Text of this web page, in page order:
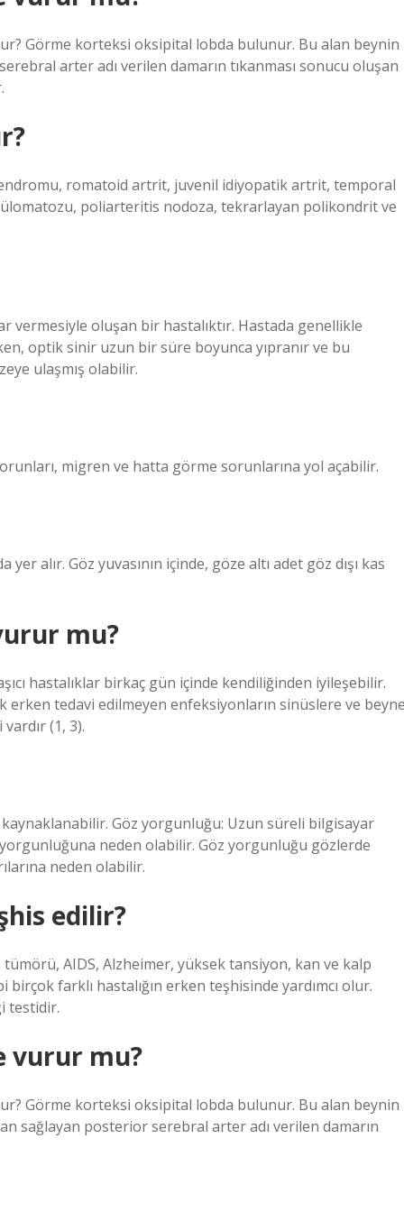
Görme korteksi oksipital lobda bulunur. Bu alan beynin
arter adı verilen damarın tıkanması sonucu oluşan
romatoid artrit, juvenil idiyopatik artrit, temporal
poliarteritis nodoza, tekrarlayan polikondrit ve
vermesiyle oluşan bir hastalıktır. Hastada genellikle
optik sinir uzun bir süre boyunca yıpranır ve bu
ulaşmış olabilir.
migren ve hatta görme sorunlarına yol açabilir.
alır. Göz yuvasının içinde, göze altı adet göz dışı kas
mu?
hastalıklar birkaç gün içinde kendiliğinden iyileşebilir.
tedavi edilmeyen enfeksiyonların sinüslere ve
(1, 3).
Göz yorgunluğu: Uzun süreli bilgisayar
neden olabilir. Göz yorgunluğu gözlerde
neden olabilir.
edilir?
AIDS, Alzheimer, yüksek tansiyon, kan ve kalp
farklı hastalığın erken teşhisinde yardımcı olur.
testidir.
vurur mu?
Görme korteksi oksipital lobda bulunur. Bu alan beynin
sağlayan posterior serebral arter adı verilen damarın